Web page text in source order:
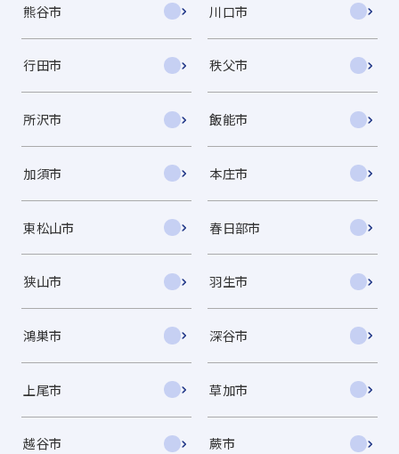
熊谷市 川口市
行田市 秩父市
所沢市 飯能市
加須市 本庄市
東松山市 春日部市
狭山市 羽生市
鴻巣市 深谷市
上尾市 草加市
越谷市 蕨市